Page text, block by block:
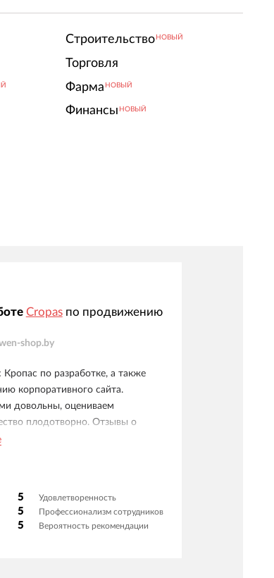
Строительство НОВЫЙ
Торговля
Фарма НОВЫЙ
Финансы НОВЫЙ
Cropasпо продвижению
shop.by
Кропас по разработке, а также
корпоративного сайта.
довольны, оцениваем
плодотворно. Отзывы о
Рекомендуем!
5 Удовлетворенность
5 Профессионализм сотрудников
5 Вероятность рекомендации